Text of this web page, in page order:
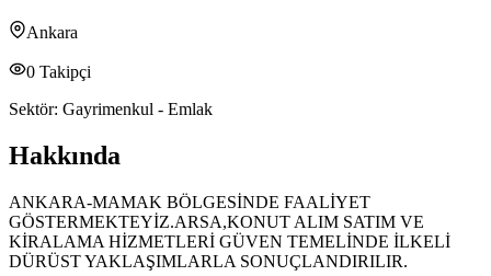
Ankara
0 Takipçi
Sektör: Gayrimenkul - Emlak
Hakkında
ANKARA-MAMAK BÖLGESİNDE FAALİYET
GÖSTERMEKTEYİZ.ARSA,KONUT ALIM SATIM VE
KİRALAMA HİZMETLERİ GÜVEN TEMELİNDE İLKELİ
DÜRÜST YAKLAŞIMLARLA SONUÇLANDIRILIR.